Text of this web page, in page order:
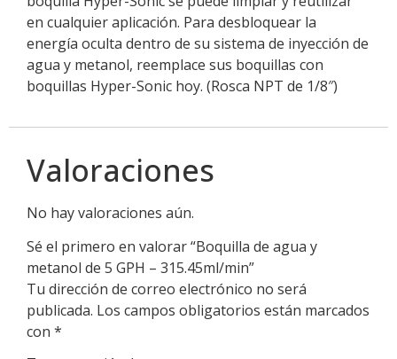
en cualquier aplicación. Para desbloquear la
energía oculta dentro de su sistema de inyección de
agua y metanol, reemplace sus boquillas con
boquillas Hyper-Sonic hoy. (Rosca NPT de 1/8″)
Valoraciones
No hay valoraciones aún.
Sé el primero en valorar “Boquilla de agua y
metanol de 5 GPH – 315.45ml/min”
Tu dirección de correo electrónico no será
publicada. Los campos obligatorios están marcados
con *